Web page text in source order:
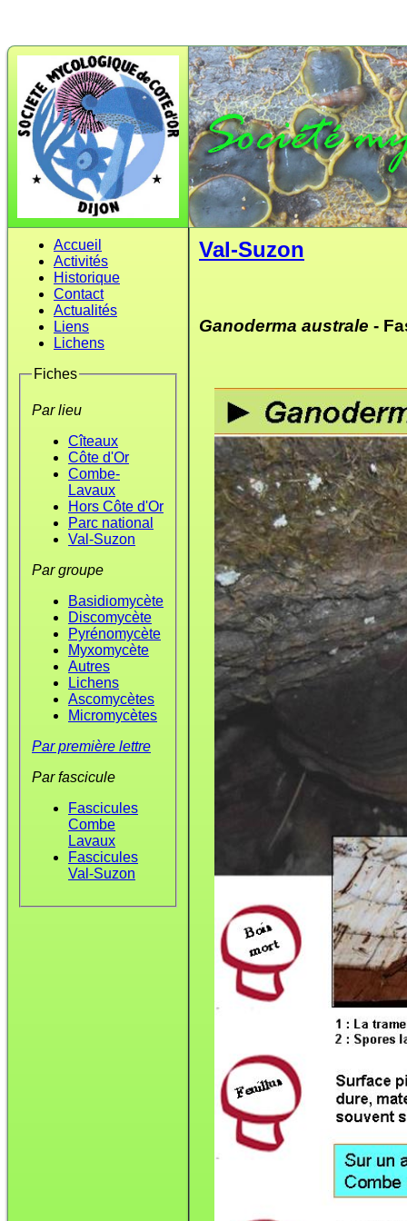
Accueil
Activités
Historique
Contact
Actualités
Liens
Lichens
Fiches
Par lieu
Cîteaux
Côte d'Or
Combe-
Lavaux
Hors Côte d'Or
Parc national
Val-Suzon
Par groupe
Basidiomycète
Discomycète
Pyrénomycète
Myxomycète
Autres
Lichens
Ascomycètes
Micromycètes
Par première lettre
Par fascicule
Fascicules
Combe
Lavaux
Fascicules
Val-Suzon
Val-Suzon
Ganoderma australe -